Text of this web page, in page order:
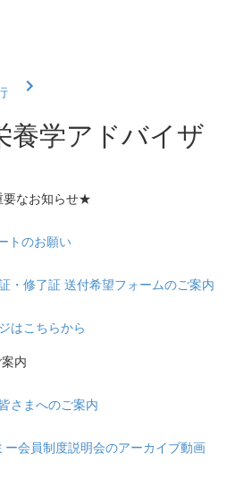
養学アドバイザ
なお知らせ★
トのお願い
・修了証 送付希望フォームのご案内
はこちらから
内
さまへのご案内
会員制度説明会のアーカイブ動画